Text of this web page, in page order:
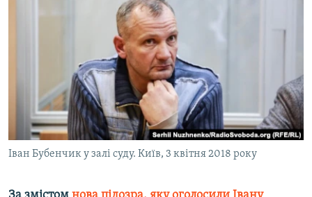
ВІДЕОУРОКИ «ELIFBE»
СВІДЧЕННЯ ОКУПАЦІЇ
УКРАЇНСЬКА ПРОБЛЕМА КРИМУ
ІНФОГРАФІКА
ЯК ОБІЙТИ БЛОКУВАННЯ
Русский
Qırımtatar
ДОЛУЧАЙСЯ!
Іван Бубенчик у залі суду. Київ, 3 квітня 2018 року